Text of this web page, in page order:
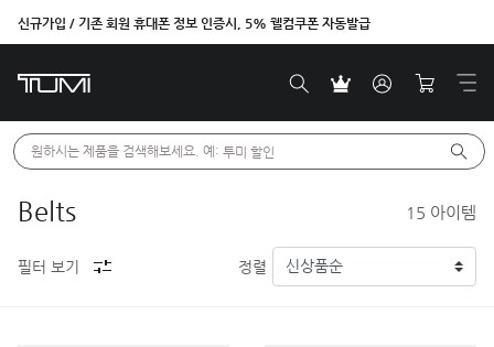
신규가입 / 기존 회원 휴대폰 정보 인증시, 5% 웰컴쿠폰 자동발급
원하시는 제품을 검색해보세요. 예: 투미 할인
Belts 15 아이템
필터 보기 정렬